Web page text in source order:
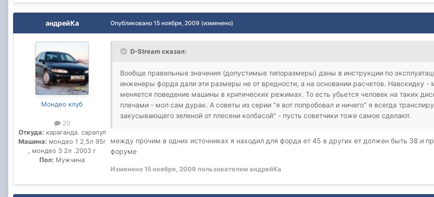
андрейКа
Мондео клуб
20
Откуда: караганда. сарапул
Машина: мондео 1 2,5л 95г
, мондео 3 2л .2003 г
Пол: Мужчина
Опубликовано 15 ноября, 2009 (изменено)
D-Stream сказал:
Вообще правильные значения (допустимые типоразмеры) даны в инструкции по
инженеры форда дали эти размеры не от вредности, а на основании расчетов. Навскидку
меняется поведение машины в критических режимах. То есть убьется человек на таких
плечами - мол сам дурак. А советы из серии "я вот попробовал и ничего" я всегда
закусывающего зеленой от плесени колбасой" - пусть советчики тоже самое сделают.
между прочим в одних источниках я находил для форда ет 45 в других ет должен быть 38.и
форуме
Изменено15 ноября, 2009 пользователем андрейКа